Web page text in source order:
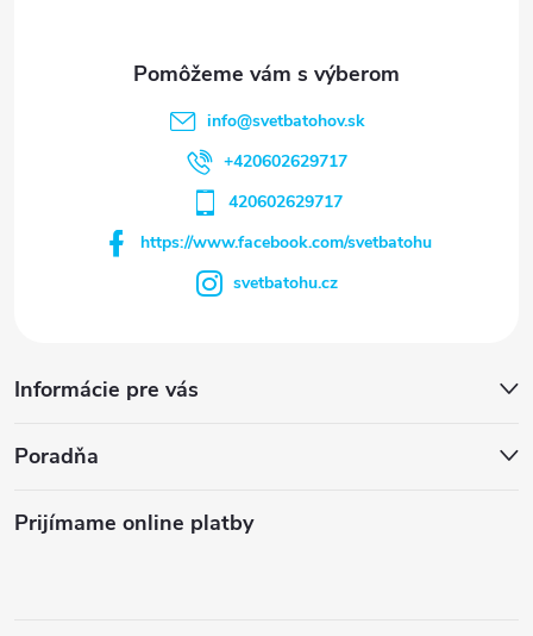
info@svetbatohov.sk
+420602629717
420602629717
https://www.facebook.com/svetbatohu
svetbatohu.cz
Informácie pre vás
Poradňa
Prijímame online platby